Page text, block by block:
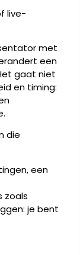
live-
met
een
gaat niet
en timing:
die
een
zoals
je bent